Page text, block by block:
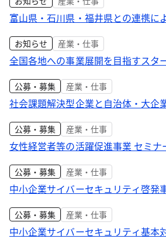
富山県・石川県・福井県との連携に
お知らせ 産業・仕事
全国各地への事業展開を目指すスタ
期の受講企業が決定しました！
公募・募集 産業・仕事
社会課題解決型企業と自治体・大企
公募・募集 産業・仕事
女性経営者等の活躍促進事業 セミ
公募・募集 産業・仕事
中小企業サイバーセキュリティ啓発
公募・募集 産業・仕事
中小企業サイバーセキュリティ基本